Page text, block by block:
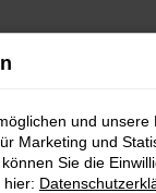
und unsere
Marketing und
Sie die
hier: